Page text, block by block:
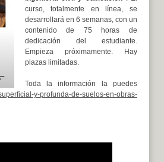
curso, totalmente en línea, se
desarrollará en 6 semanas, con un
contenido de 75 horas de
dedicación del estudiante.
Empieza próximamente. Hay
plazas limitadas.
Toda la información la puedes
y-profunda-de-suelos-en-obras-